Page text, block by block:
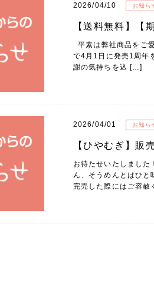
2026/04/10 お知ら
【送料無料】【
平素は弊社商品をご
で4月1日に発売1周年
謝の気持ちを込 […]
2026/04/01 お知ら
【ひやむぎ】販
お待たせいたしまし
ん、そうめんとはひ
完売した際にはご容